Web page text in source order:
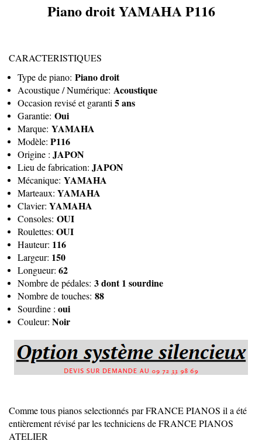
Piano droit YAMAHA P116
CARACTERISTIQUES
Type de piano: Piano droit
Acoustique / Numérique: Acoustique
Occasion revisé et garanti5 ans
Garantie: Oui
Marque: YAMAHA
Modèle: P116
Origine : JAPON
Lieu de fabrication: JAPON
Mécanique: YAMAHA
Marteaux: YAMAHA
Clavier: YAMAHA
Consoles: OUI
Roulettes: OUI
Hauteur: 116
Largeur: 150
Longueur: 62
Nombre de pédales: 3 dont 1 sourdine
Nombre de touches: 88
Sourdine : oui
Couleur: Noir
Comme tous pianos selectionnés par FRANCE PIANOS il a été
entièrement révisé par les techniciens de FRANCE PIANOS
ATELIER